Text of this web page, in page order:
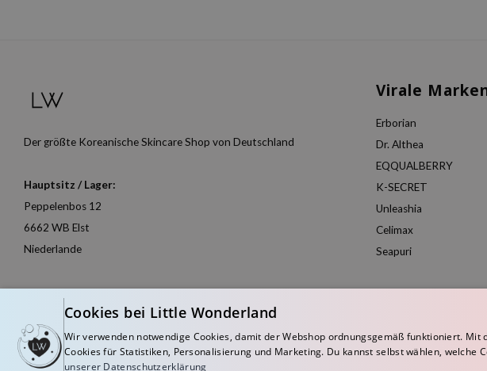
Der größte Koreanische Skincare Shop von Deutschland
Hauptsitz / Lager:
Peppelenbos 12
6662 WB Elst
Niederlande
Virale
Erborian
Dr. Althea
EQQUALBERRY
K-SECRET
Unleashia
Celimax
Seapuri
Cookies bei Little Wonderland
Wir verwenden notwendige Cookies, damit der Webshop ordnungsgemäß funktioniert.
Cookies für Statistiken, Personalisierung und Marketing. Du kannst selbst wählen, welche
unserer Datenschutzerklärung